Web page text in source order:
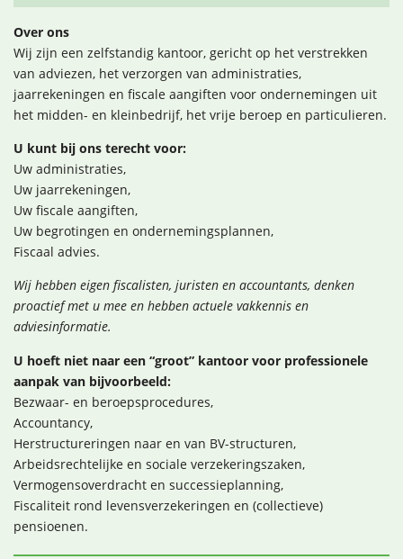
Over ons
Wij zijn een zelfstandig kantoor, gericht op het verstrekken
van adviezen, het verzorgen van administraties,
jaarrekeningen en fiscale aangiften voor ondernemingen uit
het midden- en kleinbedrijf, het vrije beroep en particulieren.
U kunt bij ons terecht voor:
Uw administraties,
Uw jaarrekeningen,
Uw fiscale aangiften,
Uw begrotingen en ondernemingsplannen,
Fiscaal advies.
Wij hebben eigen fiscalisten, juristen en accountants, denken
proactief met u mee en hebben actuele vakkennis en
adviesinformatie.
U hoeft niet naar een “groot” kantoor voor professionele
aanpak van bijvoorbeeld:
Bezwaar- en beroepsprocedures,
Accountancy,
Herstructureringen naar en van BV-structuren,
Arbeidsrechtelijke en sociale verzekeringszaken,
Vermogensoverdracht en successieplanning,
Fiscaliteit rond levensverzekeringen en (collectieve)
pensioenen.